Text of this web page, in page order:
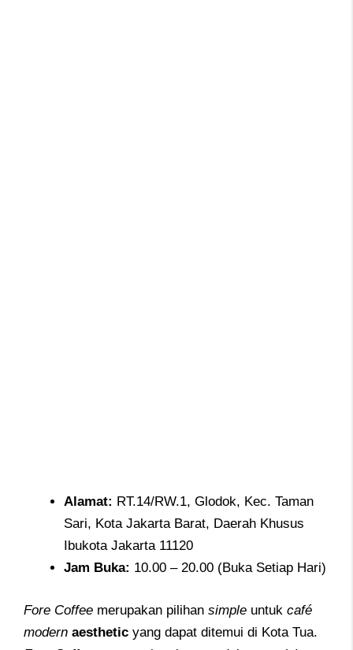
Alamat: RT.14/RW.1, Glodok, Kec. Taman
Sari, Kota Jakarta Barat, Daerah Khusus
Ibukota Jakarta 11120
Jam Buka: 10.00 – 20.00 (Buka Setiap Hari)
Fore Coffee merupakan pilihan simple untuk café
modern aesthetic yang dapat ditemui di Kota Tua.